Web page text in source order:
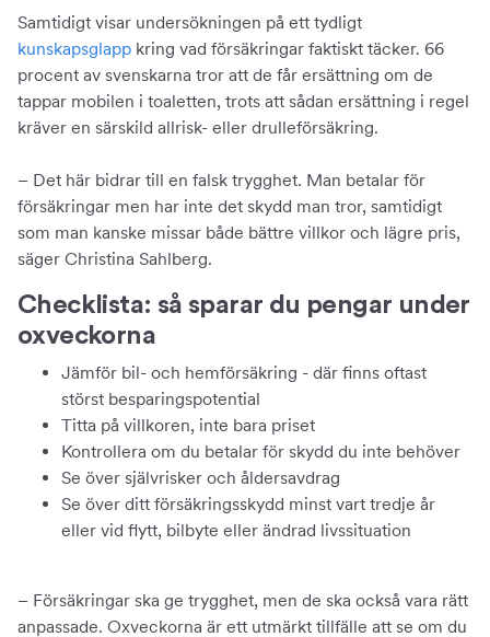
Samtidigt visar undersökningen på ett tydligt
kunskapsglapp kring vad försäkringar faktiskt täcker. 66
procent av svenskarna tror att de får ersättning om de
tappar mobilen i toaletten, trots att sådan ersättning i regel
kräver en särskild allrisk- eller drulleförsäkring.
– Det här bidrar till en falsk trygghet. Man betalar för
försäkringar men har inte det skydd man tror, samtidigt
som man kanske missar både bättre villkor och lägre pris,
säger Christina Sahlberg.
Checklista: så sparar du pengar under
oxveckorna
Jämför bil- och hemförsäkring - där finns oftast
störst besparingspotential
Titta på villkoren, inte bara priset
Kontrollera om du betalar för skydd du inte behöver
Se över självrisker och åldersavdrag
Se över ditt försäkringsskydd minst vart tredje år
eller vid flytt, bilbyte eller ändrad livssituation
– Försäkringar ska ge trygghet, men de ska också vara rätt
anpassade. Oxveckorna är ett utmärkt tillfälle att se om du